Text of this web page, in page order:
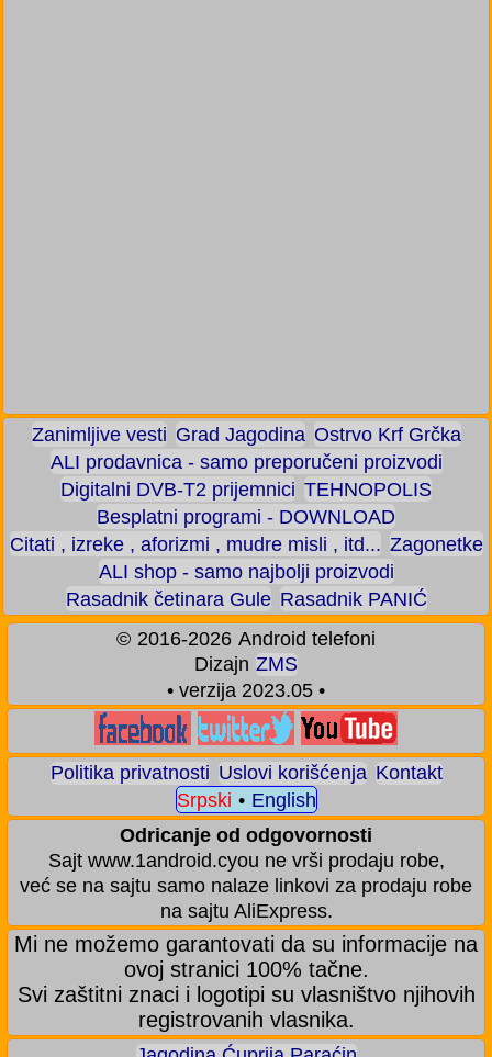
Zanimljive vesti Grad Jagodina Ostrvo Krf Grčka
ALI prodavnica - samo preporučeni proizvodi
Digitalni DVB-T2 prijemnici TEHNOPOLIS
Besplatni programi - DOWNLOAD
Citati , izreke , aforizmi , mudre misli , itd... Zagonetke
ALI shop - samo najbolji proizvodi
Rasadnik četinara Gule Rasadnik PANIĆ
© 2016-2026 Android telefoni
Dizajn ZMS
• verzija 2023.05 •
Politika privatnosti Uslovi korišćenja Kontakt
Srpski • English
Odricanje od odgovornosti
Sajt www.1android.cyou ne vrši prodaju robe,
već se na sajtu samo nalaze linkovi za prodaju robe
na sajtu AliExpress.
Mi ne možemo garantovati da su informacije na
ovoj stranici 100% tačne.
Svi zaštitni znaci i logotipi su vlasništvo njihovih
registrovanih vlasnika.